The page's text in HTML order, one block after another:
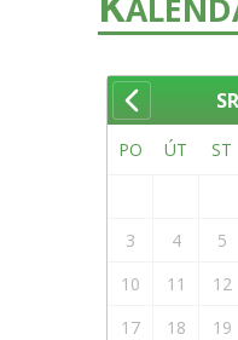
PO ÚT ST
3
4 5
10
11 12
17
18 19